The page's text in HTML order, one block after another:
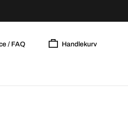
/ FAQ Handlekurv